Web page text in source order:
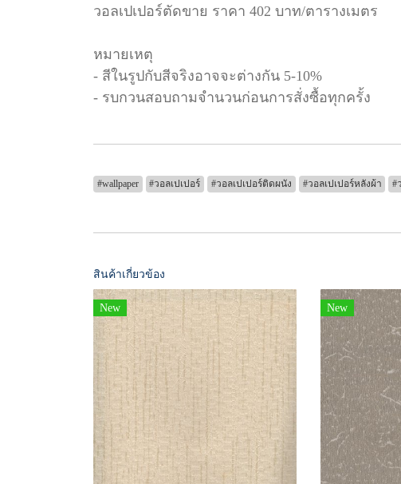
วอลเปเปอร์ตัดขาย ราคา 402 บาท/ตารางเมตร
หมายเหตุ
- สีในรูปกับสีจริงอาจจะต่างกัน 5-10%
- รบกวนสอบถามจำนวนก่อนการสั่งซื้อทุกครั้ง
#wallpaper #วอลเปเปอร์ #วอลเปเปอร์ติดผนัง #วอลเปเปอร์หลังผ้า #
สินค้าเกี่ยวข้อง
New New